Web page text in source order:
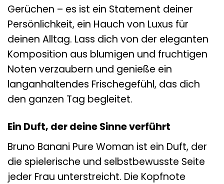
Gerüchen – es ist ein Statement deiner
Persönlichkeit, ein Hauch von Luxus für
deinen Alltag. Lass dich von der eleganten
Komposition aus blumigen und fruchtigen
Noten verzaubern und genieße ein
langanhaltendes Frischegefühl, das dich
den ganzen Tag begleitet.
Ein Duft, der deine Sinne verführt
Bruno Banani Pure Woman ist ein Duft, der
die spielerische und selbstbewusste Seite
jeder Frau unterstreicht. Die Kopfnote